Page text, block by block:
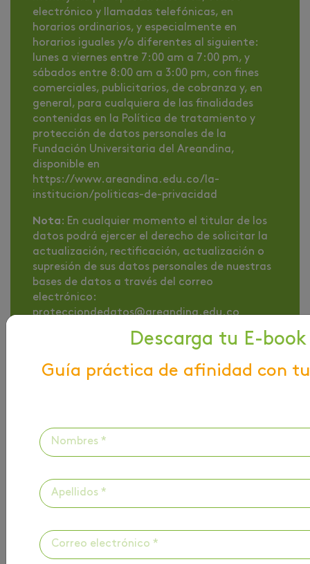
electrónico y llamadas telefónicas, en
horarios ordinarios, y especialmente en
horarios iguales y/o diferentes al siguiente:
lunes a viernes entre 7:00 am a 7:00 pm, y
sábados entre 8:00 am a 3:00 pm, con fines
comerciales, publicitarios, de cobranza y, en
general, para cualquiera de las finalidades
contenidas en la Política de tratamiento y
protección de datos personales de la
Fundación Universitaria del Areandina,
disponible en
https://www.areandina.edu.co/la-
institucion/politicas-de-privacidad
Nota: En cualquier momento el titular de los
datos podrá ejercer el derecho de solicitar la
actualización, rectificación, actualización o
supresión de sus datos personales de nuestras
bases de datos a través del correo
electrónico:
protecciondedatos@areandina.edu.co
Descarga tu E-book
Guía práctica de afinidad con